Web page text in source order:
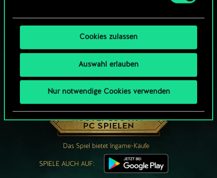
Cookies zulassen
Auswahl erlauben
Nur notwendige Cookies verwenden
WIE WÄR’S MIT EINER RUNDE GWENT?
KOSTENLOS AUF
PC SPIELEN
Das Spiel bietet Ingame-Käufe
SPIELE AUCH AUF: